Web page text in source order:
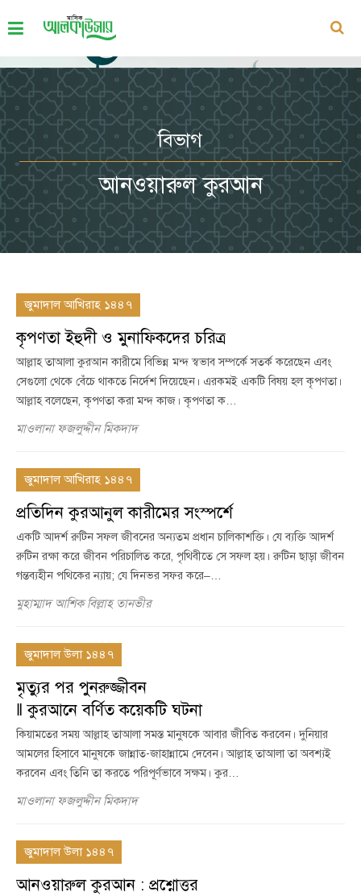
বিভাগ
আনওয়ারুল কুরআন
জুমাদাল আখিরাহ ১৪৪৭
কৃপণতা ইহুদী ও মুনাফিকদের চরিত্র
আল্লাহ তাআলা কুরআন কারীমে বিভিন্ন মন্দ স্বভাব সম্পর্কে সতর্ক করেছেন এবং
সেগুলো থেকে বেঁচে থাকতে নির্দেশ দিয়েছেন। এরকমই একটি বিষয় হল কৃপণতা।
আল্লাহ বলেছেন, কৃপণতা করা মন্দ কাজ। কৃপণতা ক…
মাওলানা ফজলুদ্দীন মিকদাদ
জুমাদাল আখিরাহ ১৪৪৭
প্রতিদিন কুরআনুল কারীমের সংস্পর্শে
একটি আদর্শ রুটিন সফল জীবনের অন্যতম প্রধান চালিকাশক্তি। যে ব্যক্তি আদর্শ
রুটিন রক্ষা করে জীবন পরিচালিত করে, পৃথিবীতে সে সফল হয়। রুটিন ছাড়া জীবন
গন্তব্যহীন পথিকের ন্যায়; যে দিনভর সফর করে–…
মুহাম্মাদ আশিক বিল্লাহ তানভীর
জুমাদাল উলা ১৪৪৭
মৃত্যুর পর পুনরুজ্জীবন
‖ কুরআনে বর্ণিত কয়েকটি ঘটনা
কিয়ামতের সময় আল্লাহ তাআলা সমস্ত মানুষকে আবার জীবিত করবেন। দুনিয়ার
আমলের হিসাবে মানুষকে জান্নাত-জাহান্নামে দেবেন। আল্লাহ তাআলা তা অবশ্যই
করবেন এবং তিনি তা করতে পরিপূর্ণভাবে সক্ষম। কুর…
মাওলানা ফজলুদ্দীন মিকদাদ
জুমাদাল উলা ১৪৪৭
আনওয়ারুল কুরআন : প্রশ্নোত্তর